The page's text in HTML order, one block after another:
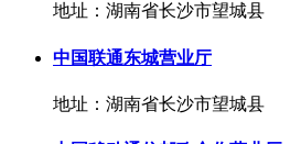
地址：湖南省长沙市望城县
中国联通东城营业厅
地址：湖南省长沙市望城县